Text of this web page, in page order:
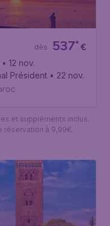
€
537*
dès
• 12 nov.
Président Modibo Keïta -
• 22 nov.
et suppléments inclus.
réservation à 9,99€.